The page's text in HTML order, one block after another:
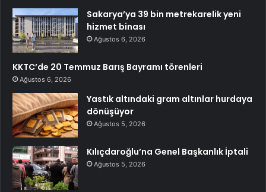
Sakarya’ya 39 bin metrekarelik yeni
hizmet binası
Ağustos 6, 2026
KKTC’de 20 Temmuz Barış Bayramı törenleri
Ağustos 6, 2026
Yastık altındaki gram altınlar hurdaya
dönüşüyor
Ağustos 5, 2026
Kılıçdaroğlu’na Genel Başkanlık İptali
Ağustos 5, 2026